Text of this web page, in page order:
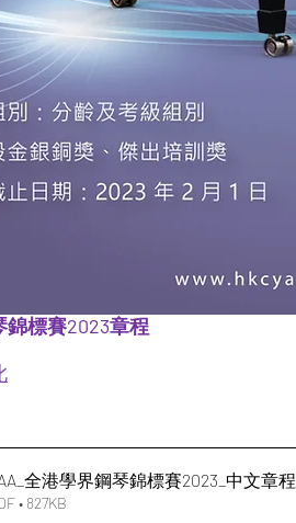
錦標賽2023章程
全港學界鋼琴錦標賽2023_中文章程
• 827KB